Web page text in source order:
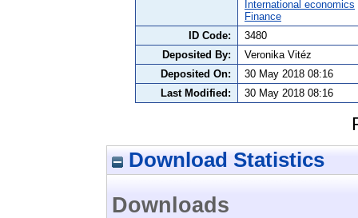
International economics
Finance
ID Code:
3480
Deposited By:
Veronika Vitéz
Deposited On:
30 May 2018 08:16
Last Modified:
30 May 2018 08:16
Download Statistics
Downloads